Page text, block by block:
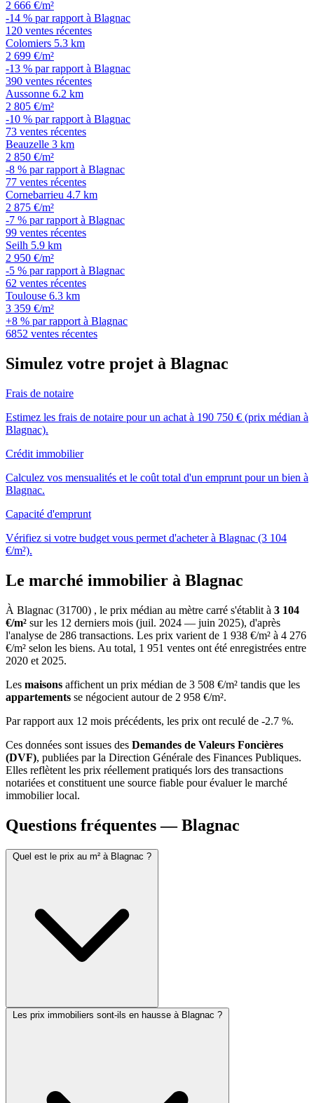
2 666 €/m²
-14 % par rapport à Blagnac
120 ventes récentes
Colomiers 5.3 km
2 699 €/m²
-13 % par rapport à Blagnac
390 ventes récentes
Aussonne 6.2 km
2 805 €/m²
-10 % par rapport à Blagnac
73 ventes récentes
Beauzelle 3 km
2 850 €/m²
-8 % par rapport à Blagnac
77 ventes récentes
Cornebarrieu 4.7 km
2 875 €/m²
-7 % par rapport à Blagnac
99 ventes récentes
Seilh 5.9 km
2 950 €/m²
-5 % par rapport à Blagnac
62 ventes récentes
Toulouse 6.3 km
3 359 €/m²
+8 % par rapport à Blagnac
6852 ventes récentes
Simulez votre projet à Blagnac
Frais de notaire
Estimez les frais de notaire pour un achat à 190 750 € (prix médian à
Blagnac).
Crédit immobilier
Calculez vos mensualités et le coût total d'un emprunt pour un bien à
Blagnac.
Capacité d'emprunt
Vérifiez si votre budget vous permet d'acheter à Blagnac (3 104
€/m²).
Le marché immobilier à Blagnac
À Blagnac (31700) , le prix médian au mètre carré s'établit à 3 104
€/m² sur les 12 derniers mois (juil. 2024 — juin 2025), d'après
l'analyse de 286 transactions. Les prix varient de 1 938 €/m² à 4 276
€/m² selon les biens. Au total, 1 951 ventes ont été enregistrées entre
2020 et 2025.
Les maisons affichent un prix médian de 3 508 €/m² tandis que les
appartements se négocient autour de 2 958 €/m².
Par rapport aux 12 mois précédents, les prix ont reculé de -2.7 %.
Ces données sont issues des Demandes de Valeurs Foncières
(DVF), publiées par la Direction Générale des Finances Publiques.
Elles reflètent les prix réellement pratiqués lors des transactions
notariées et constituent une source fiable pour évaluer le marché
immobilier local.
Questions fréquentes — Blagnac
Quel est le prix au m² à Blagnac ?
Les prix immobiliers sont-ils en hausse à Blagnac ?